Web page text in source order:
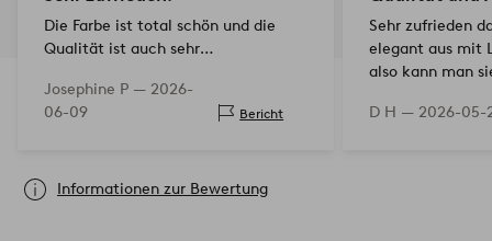
Die Farbe ist total schön und die
Qualität ist auch sehr
Josephine P — 2026-
06-09
Bericht
Sehr zufrieden
elegant aus mit
also kann man
stimmt mit dem
D H — 2026-05-
Informationen zur Bewertung